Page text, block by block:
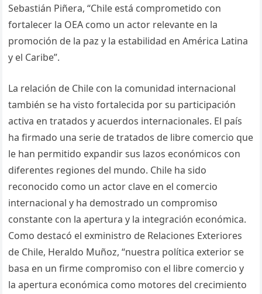
Sebastián Piñera, “Chile está comprometido con
fortalecer la OEA como un actor relevante en la
promoción de la paz y la estabilidad en América Latina
y el Caribe”.
La relación de Chile con la comunidad internacional
también se ha visto fortalecida por su participación
activa en tratados y acuerdos internacionales. El país
ha firmado una serie de tratados de libre comercio que
le han permitido expandir sus lazos económicos con
diferentes regiones del mundo. Chile ha sido
reconocido como un actor clave en el comercio
internacional y ha demostrado un compromiso
constante con la apertura y la integración económica.
Como destacó el exministro de Relaciones Exteriores
de Chile, Heraldo Muñoz, “nuestra política exterior se
basa en un firme compromiso con el libre comercio y
la apertura económica como motores del crecimiento